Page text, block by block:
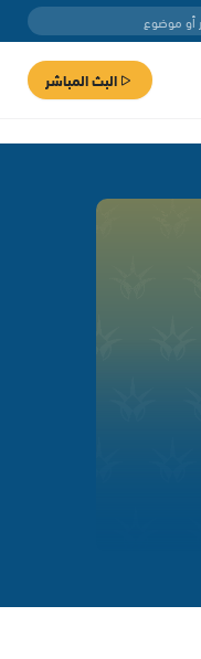
البث المباشر